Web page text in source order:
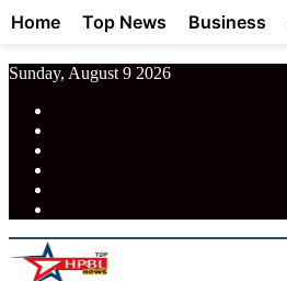
Sunday, August 9 2026
Home Top News Business